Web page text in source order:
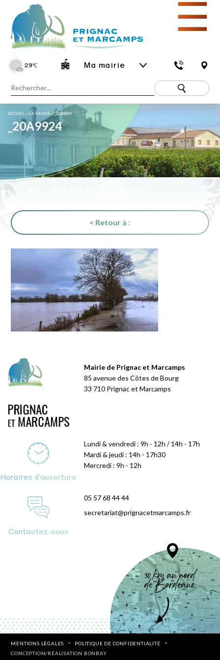
29℃ Ma mairie
☰
ACCUEIL » LA FAUNE »_20A9924
_20A9924
< Retour à :
Mairie de Prignac et Marcamps
85 avenue des Côtes de Bourg
33 710 Prignac et Marcamps
Horaires d'ouverture
Lundi & vendredi : 9h - 12h / 14h - 17h
Mardi & jeudi : 14h - 17h30
Mercredi : 9h - 12h
Contactez-nous
05 57 68 44 44
secretariat@prignacetmarcamps.fr
MENTIONS LÉGALES
POLITIQUE DE CONFIDENTIALITÉ
CONCEPTION/RÉALISATION BONBAY